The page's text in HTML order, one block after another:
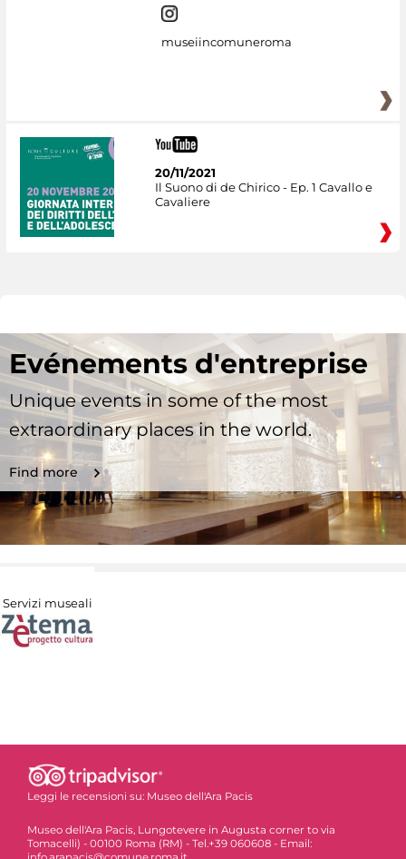
museiincomuneroma
20/11/2021
Il Suono di de Chirico - Ep. 1 Cavallo e
Cavaliere
Evénements d'entreprise
Unique events in some of the most
extraordinary places in the world.
Find more
Servizi museali
Leggi le recensioni su: Museo dell'Ara Pacis
Museo dell'Ara Pacis, Lungotevere in Augusta corner to via
Tomacelli) - 00100 Roma (RM) - Tel.+39 060608 - Email: